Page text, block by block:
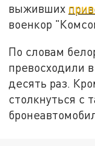
выживших
военкор
По словам
превосходили
десять раз.
столкнуться с